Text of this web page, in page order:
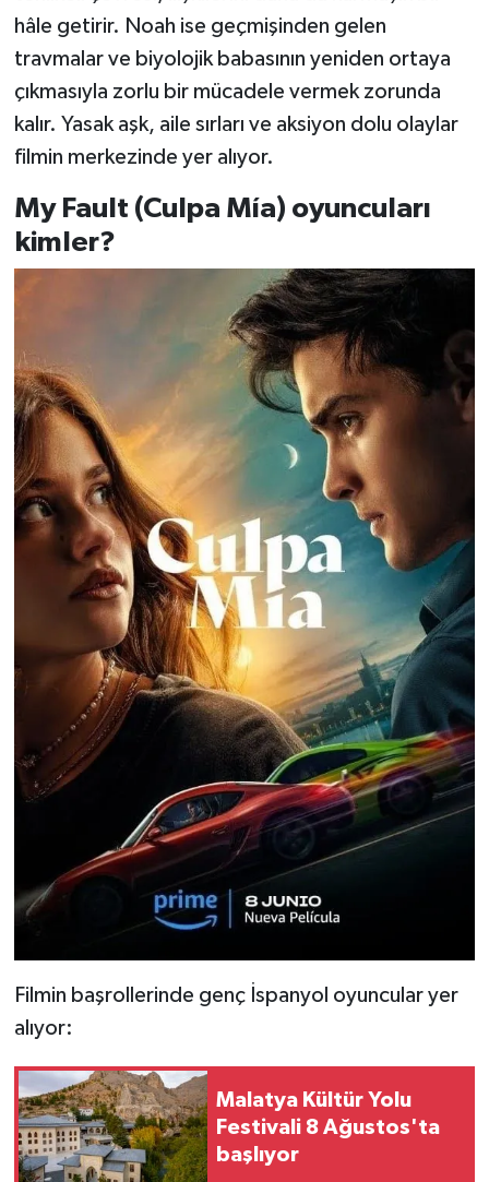
hâle getirir. Noah ise geçmişinden gelen
travmalar ve biyolojik babasının yeniden ortaya
çıkmasıyla zorlu bir mücadele vermek zorunda
kalır. Yasak aşk, aile sırları ve aksiyon dolu olaylar
filmin merkezinde yer alıyor.
My Fault (Culpa Mía) oyuncuları
kimler?
Filmin başrollerinde genç İspanyol oyuncular yer
alıyor:
Malatya Kültür Yolu
Festivali 8 Ağustos'ta
başlıyor